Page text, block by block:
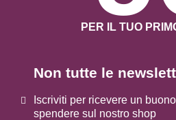
Non tutte le
Iscriviti per ricevere un
spendere sul nostro shop
PER IL TUO